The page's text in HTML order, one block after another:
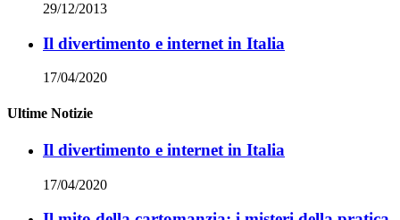
29/12/2013
Il divertimento e internet in Italia
17/04/2020
Ultime Notizie
Il divertimento e internet in Italia
17/04/2020